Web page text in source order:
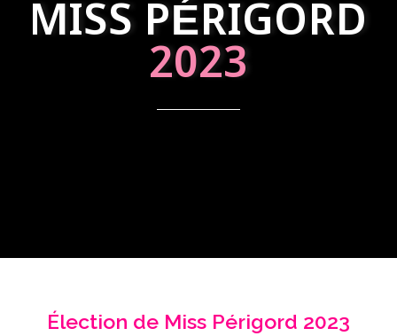
MISS PÉRIGORD
2023
Élection de Miss Périgord 2023